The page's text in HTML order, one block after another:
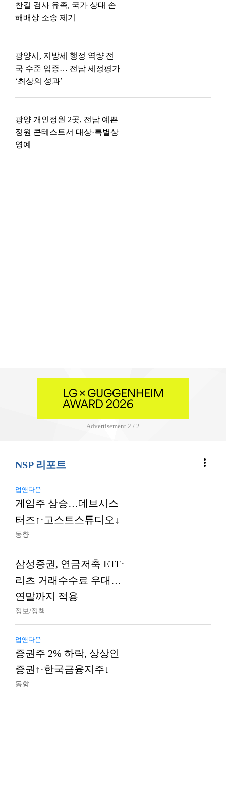
찬길 검사 유족, 국가 상대 손
해배상 소송 제기
광양시, 지방세 행정 역량 전
국 수준 입증… 전남 세정평가
‘최상의 성과’
광양 개인정원 2곳, 전남 예쁜
정원 콘테스트서 대상·특별상
영예
Advertisement 2 / 2
NSP 리포트 more_vert
업앤다운
게임주 상승…데브시스
터즈↑·고스트스튜디오↓
동향
삼성증권, 연금저축 ETF·
리츠 거래수수료 우대…
연말까지 적용
정보/정책
업앤다운
증권주 2% 하락, 상상인
증권↑·한국금융지주↓
동향